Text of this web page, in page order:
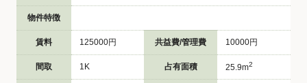
物件特徴
賃料 125000円 共益費/管理費 10000円
間取 1K 占有面積 25.9m2